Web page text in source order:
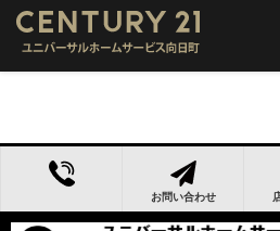
トップ > 売買 検索一覧
この物件は掲載を終
お問い合わせ